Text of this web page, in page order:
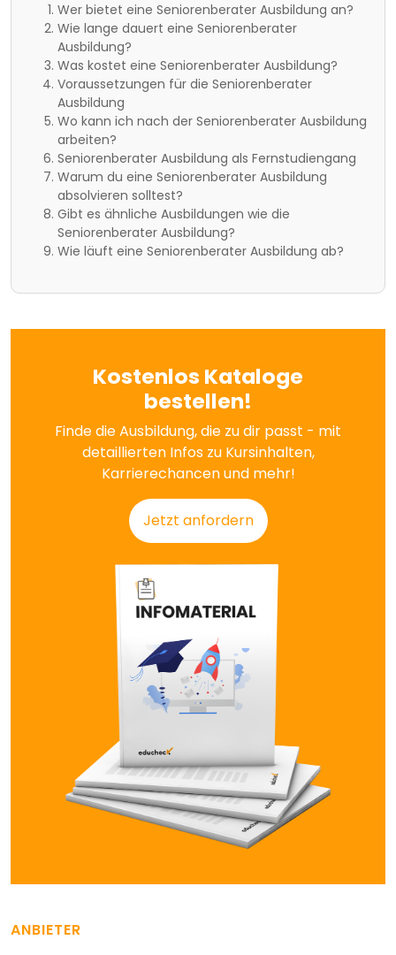
Wer bietet eine Seniorenberater Ausbildung an?
Wie lange dauert eine Seniorenberater
Ausbildung?
Was kostet eine Seniorenberater Ausbildung?
Voraussetzungen für die Seniorenberater
Ausbildung
Wo kann ich nach der Seniorenberater Ausbildung
arbeiten?
Seniorenberater Ausbildung als Fernstudiengang
Warum du eine Seniorenberater Ausbildung
absolvieren solltest?
Gibt es ähnliche Ausbildungen wie die
Seniorenberater Ausbildung?
Wie läuft eine Seniorenberater Ausbildung ab?
Kostenlos Kataloge
bestellen!
Finde die Ausbildung, die zu dir passt - mit
detaillierten Infos zu Kursinhalten,
Karrierechancen und mehr!
Jetzt anfordern
ANBIETER